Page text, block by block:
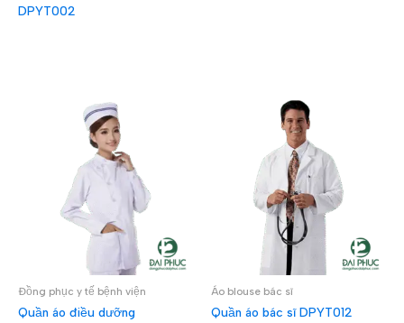
DPYT002
Đồng phục y tế bệnh viện
Quần áo điều dưỡng
Áo blouse bác sĩ
Quần áo bác sĩ DPYT012